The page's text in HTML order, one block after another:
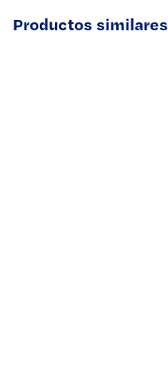
Productos similares